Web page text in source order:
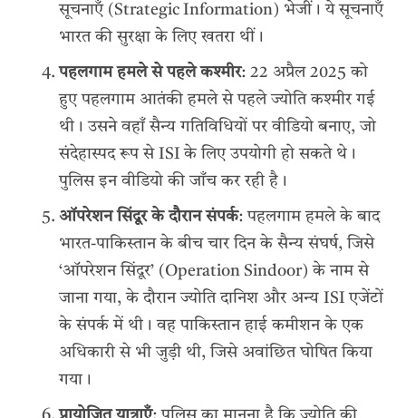
सूचनाएँ (Strategic Information) भेजीं। ये सूचनाएँ
भारत की सुरक्षा के लिए खतरा थीं।
पहलगाम हमले से पहले कश्मीर: 22 अप्रैल 2025 को
हुए पहलगाम आतंकी हमले से पहले ज्योति कश्मीर गई
थी। उसने वहाँ सैन्य गतिविधियों पर वीडियो बनाए, जो
संदेहास्पद रूप से ISI के लिए उपयोगी हो सकते थे।
पुलिस इन वीडियो की जाँच कर रही है।
ऑपरेशन सिंदूर के दौरान संपर्क: पहलगाम हमले के बाद
भारत-पाकिस्तान के बीच चार दिन के सैन्य संघर्ष, जिसे
‘ऑपरेशन सिंदूर’ (Operation Sindoor) के नाम से
जाना गया, के दौरान ज्योति दानिश और अन्य ISI एजेंटों
के संपर्क में थी। वह पाकिस्तान हाई कमीशन के एक
अधिकारी से भी जुड़ी थी, जिसे अवांछित घोषित किया
गया।